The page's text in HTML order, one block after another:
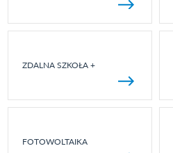
ZDALNA SZKOŁA +
FOTOWOLTAIKA